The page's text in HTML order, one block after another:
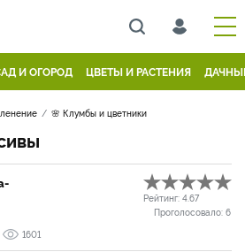
И ОГОРОД ЦВЕТЫ И РАСТЕНИЯ
🌸 Клумбы и цветники
Рейтинг: 4.67
Проголосовало: 6
1601